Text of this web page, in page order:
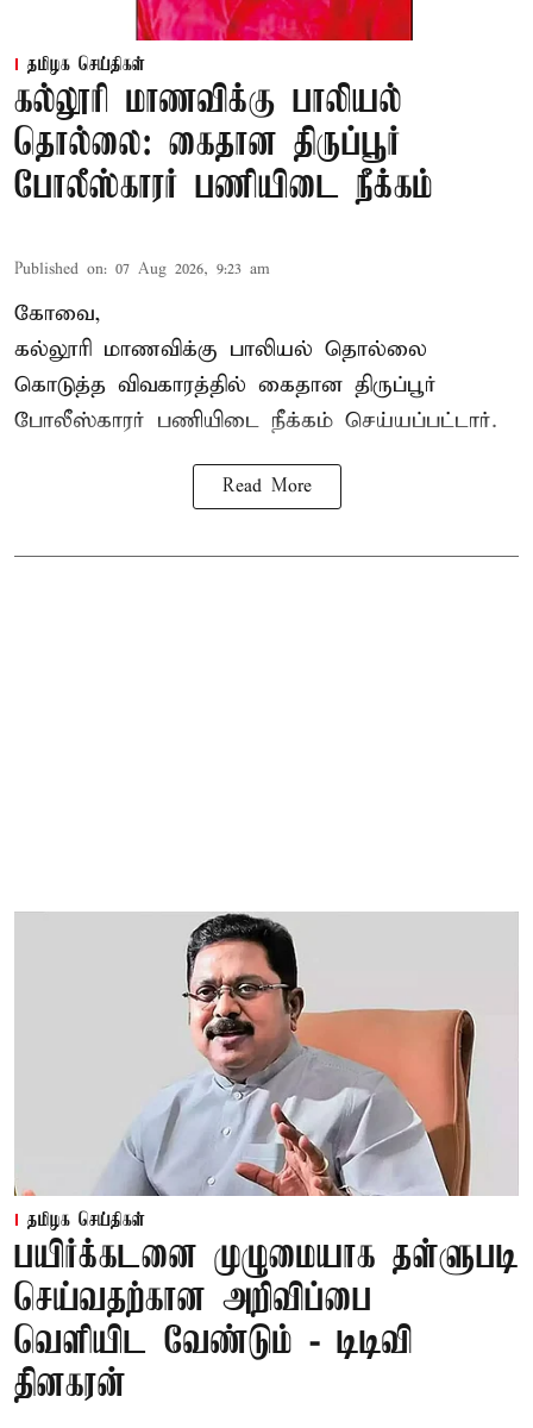
தமிழக செய்திகள்
கல்லூரி மாணவிக்கு பாலியல்
தொல்லை: கைதான திருப்பூர்
போலீஸ்காரர் பணியிடை நீக்கம்
Published on: 07 Aug 2026, 9:23 am
கோவை,
கல்லூரி மாணவிக்கு பாலியல் தொல்லை
கொடுத்த விவகாரத்தில் கைதான திருப்பூர்
போலீஸ்காரர் பணியிடை நீக்கம் செய்யப்பட்டார்.
Read More
தமிழக செய்திகள்
பயிர்க்கடனை முழுமையாக தள்ளுபடி
செய்வதற்கான அறிவிப்பை
வெளியிட வேண்டும் - டிடிவி
தினகரன்